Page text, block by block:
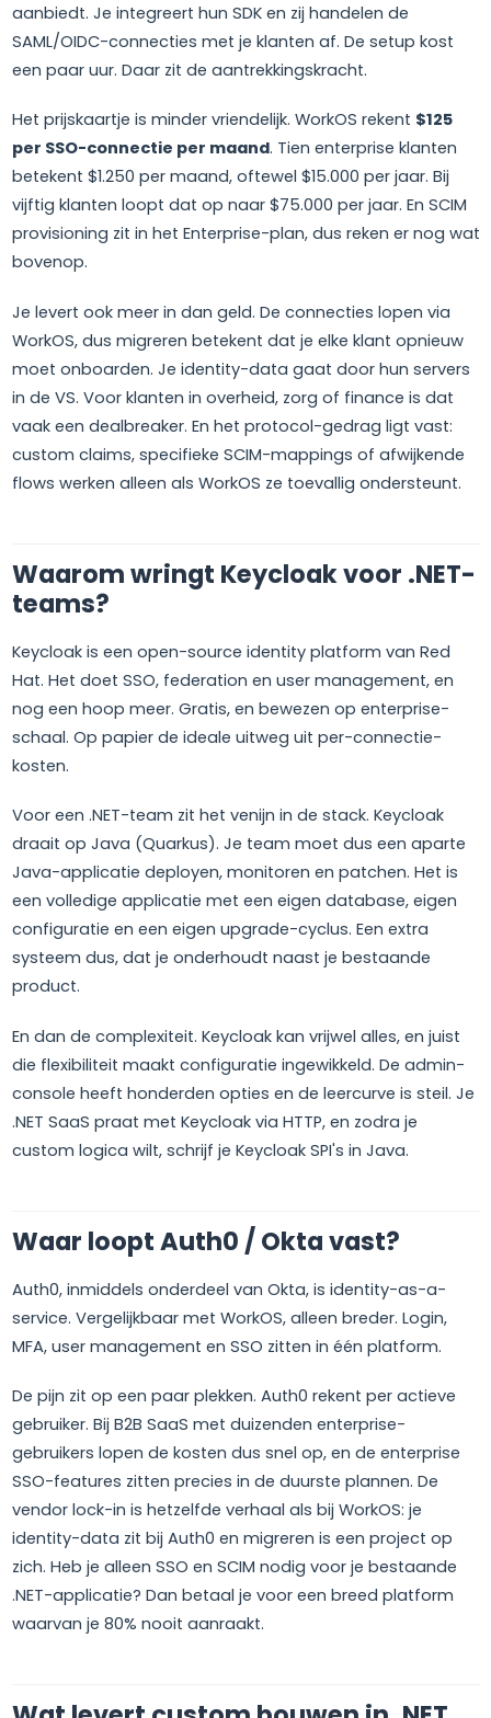
aanbiedt. Je integreert hun SDK en zij handelen de
SAML/OIDC-connecties met je klanten af. De setup kost
een paar uur. Daar zit de aantrekkingskracht.
Het prijskaartje is minder vriendelijk. WorkOS rekent $125
per SSO-connectie per maand. Tien enterprise klanten
betekent $1.250 per maand, oftewel $15.000 per jaar. Bij
vijftig klanten loopt dat op naar $75.000 per jaar. En SCIM
provisioning zit in het Enterprise-plan, dus reken er nog wat
bovenop.
Je levert ook meer in dan geld. De connecties lopen via
WorkOS, dus migreren betekent dat je elke klant opnieuw
moet onboarden. Je identity-data gaat door hun servers
in de VS. Voor klanten in overheid, zorg of finance is dat
vaak een dealbreaker. En het protocol-gedrag ligt vast:
custom claims, specifieke SCIM-mappings of afwijkende
flows werken alleen als WorkOS ze toevallig ondersteunt.
Waarom wringt Keycloak voor .NET-
teams?
Keycloak is een open-source identity platform van Red
Hat. Het doet SSO, federation en user management, en
nog een hoop meer. Gratis, en bewezen op enterprise-
schaal. Op papier de ideale uitweg uit per-connectie-
kosten.
Voor een .NET-team zit het venijn in de stack. Keycloak
draait op Java (Quarkus). Je team moet dus een aparte
Java-applicatie deployen, monitoren en patchen. Het is
een volledige applicatie met een eigen database, eigen
configuratie en een eigen upgrade-cyclus. Een extra
systeem dus, dat je onderhoudt naast je bestaande
product.
En dan de complexiteit. Keycloak kan vrijwel alles, en juist
die flexibiliteit maakt configuratie ingewikkeld. De admin-
console heeft honderden opties en de leercurve is steil. Je
.NET SaaS praat met Keycloak via HTTP, en zodra je
custom logica wilt, schrijf je Keycloak SPI's in Java.
Waar loopt Auth0 / Okta vast?
Auth0, inmiddels onderdeel van Okta, is identity-as-a-
service. Vergelijkbaar met WorkOS, alleen breder. Login,
MFA, user management en SSO zitten in één platform.
De pijn zit op een paar plekken. Auth0 rekent per actieve
gebruiker. Bij B2B SaaS met duizenden enterprise-
gebruikers lopen de kosten dus snel op, en de enterprise
SSO-features zitten precies in de duurste plannen. De
vendor lock-in is hetzelfde verhaal als bij WorkOS: je
identity-data zit bij Auth0 en migreren is een project op
zich. Heb je alleen SSO en SCIM nodig voor je bestaande
.NET-applicatie? Dan betaal je voor een breed platform
waarvan je 80% nooit aanraakt.